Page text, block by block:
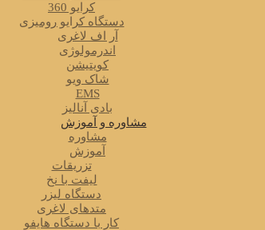
کرایو 360
دستگاه کرایو رومیزی
آر اف لاغری
اندرمولوژی
کویتیشن
شاک ویو
EMS
بادی آنالیز
مشاوره و آموزش
مشاوره
آموزش
تزریقات
لیفت با نخ
دستگاه لیزر
متدهای لاغری
کار با دستگاه هایفو